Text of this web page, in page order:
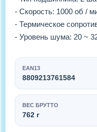
- Скорость: 1000 об /
- Термическое
- Уровень шума: 20 ~
EAN13
8809213761584
ВЕС БРУТТО
762 г